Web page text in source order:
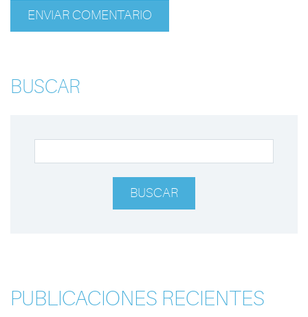
BUSCAR
BUSCAR
PUBLICACIONES RECIENTES